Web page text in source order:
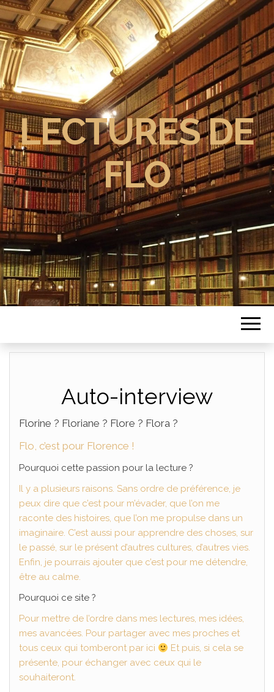
LECTURES DE
FLO
Auto-interview
Florine ? Floriane ? Flore ? Flora ?
Flo, c’est pour Florence !
Pourquoi cette passion pour la lecture ?
Il y a plusieurs raisons. Sans ordre de préférence, je
peux dire que c’est pour m’évader, que l’on me
raconte des histoires, que l’on me propulse dans un
imaginaire. C’est aussi pour apprendre des choses, sur
le passé, sur le présent d’autres cultures, d’autres vies.
Enfin, je pourrais ajouter que c’est pour me détendre,
être au calme.
Pourquoi ce site ?
Pour mettre de l’ordre dans mes lectures, mes idées,
mes avancées. Pour partager avec mes proches et
tous ceux qui tomberont par ici
Et puis, si cela se
présente, pour échanger avec ceux qui le
souhaiteront.